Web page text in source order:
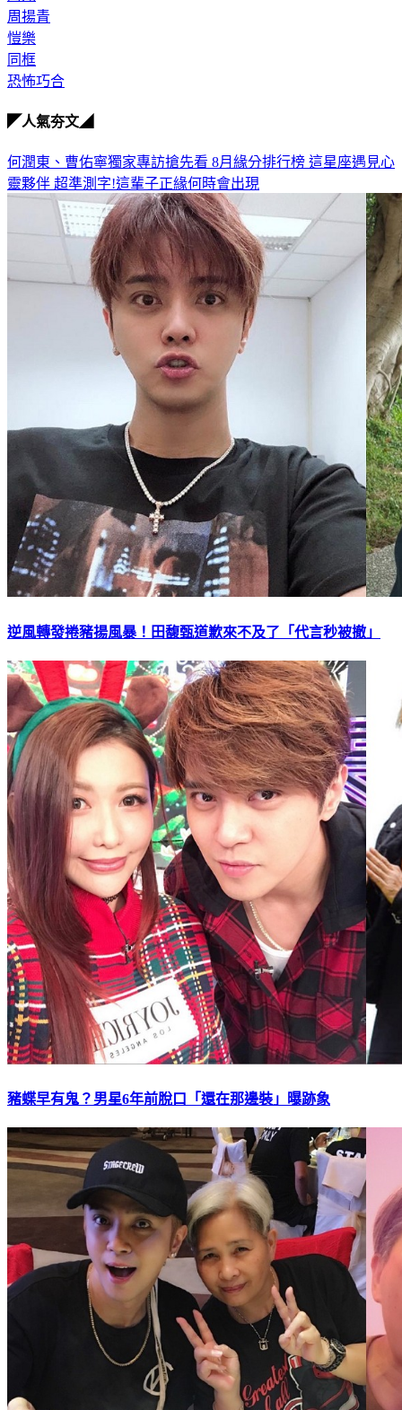
周揚青
愷樂
同框
恐怖巧合
◤人氣夯文◢
何潤東、曹佑寧獨家專訪搶先看 8月緣分排行榜 這星座遇見心
靈夥伴 超準測字!這輩子正緣何時會出現
逆風轉發捲豬揚風暴！田馥甄道歉來不及了「代言秒被撤」
豬蝶早有鬼？男星6年前脫口「還在那邊裝」曝跡象